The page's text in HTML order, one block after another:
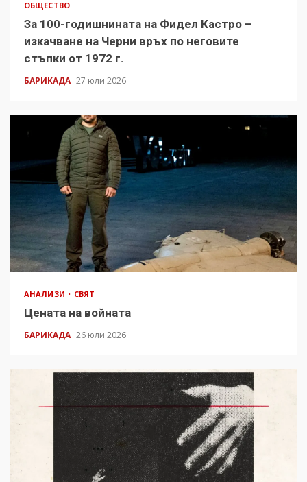
ОБЩЕСТВО
За 100-годишнината на Фидел Кастро –
изкачване на Черни връх по неговите
стъпки от 1972 г.
БАРИКАДА 27 юли 2026
АНАЛИЗИ СВЯТ
Цената на войната
БАРИКАДА 26 юли 2026